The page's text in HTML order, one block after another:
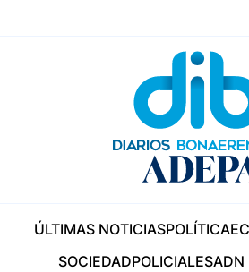
ÚLTIMAS NOTICIASPOLÍTICA
SOCIEDADPOLICIALESADN